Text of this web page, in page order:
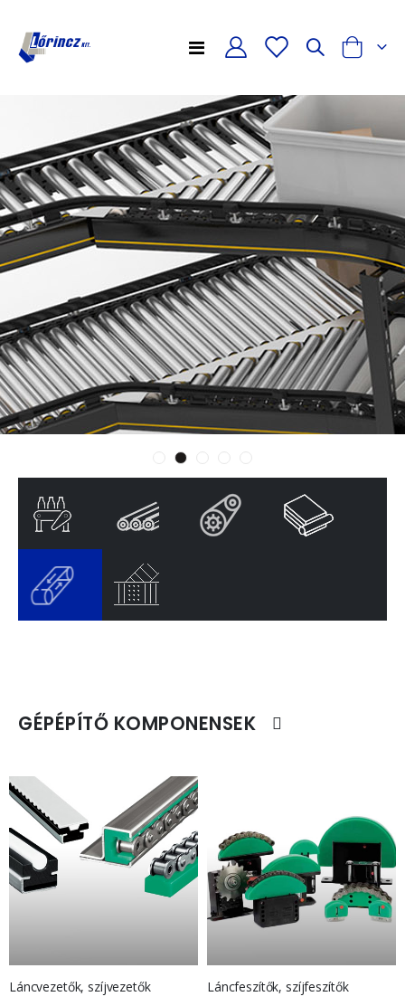
Toggle
Cart
GÉPÉPÍTŐ KOMPONENSEK
Láncvezetők, szíjvezetők Láncfeszítők, szíjfeszítők